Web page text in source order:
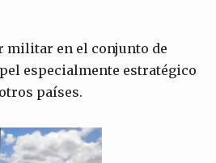
militar en el conjunto de
especialmente estratégico
países.